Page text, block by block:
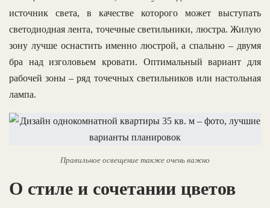
источник света, в качестве которого может выступать
светодиодная лента, точечные светильники, люстра. Жилую
зону лучше оснастить именно люстрой, а спальню – двумя
бра над изголовьем кровати. Оптимальный вариант для
рабочей зоны – ряд точечных светильников или настольная
лампа.
Правильное освещение также очень важно
О стиле и сочетании цветов